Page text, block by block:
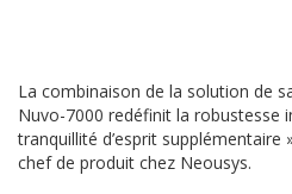
La combinaison de la solution de
Nuvo-7000 redéfinit la robustesse
tranquillité d’esprit supplémentaire
chef de produit chez Neousys.